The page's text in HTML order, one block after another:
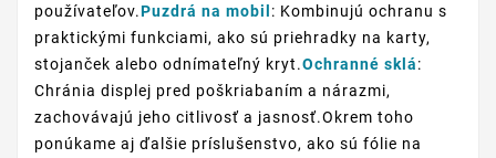
používateľov.Puzdrá na mobil : Kombinujú ochranu s
praktickými funkciami, ako sú priehradky na karty,
stojanček alebo odnímateľný kryt.Ochranné sklá:
Chránia displej pred poškriabaním a nárazmi,
zachovávajú jeho citlivosť a jasnosť.Okrem toho
ponúkame aj ďalšie príslušenstvo, ako sú fólie na